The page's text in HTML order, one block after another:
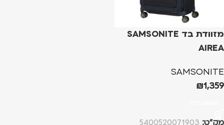
מזוודת בד SAMSONITE
AIREA
SAMSONITE
₪1,359
מק”ט: 5400520071903